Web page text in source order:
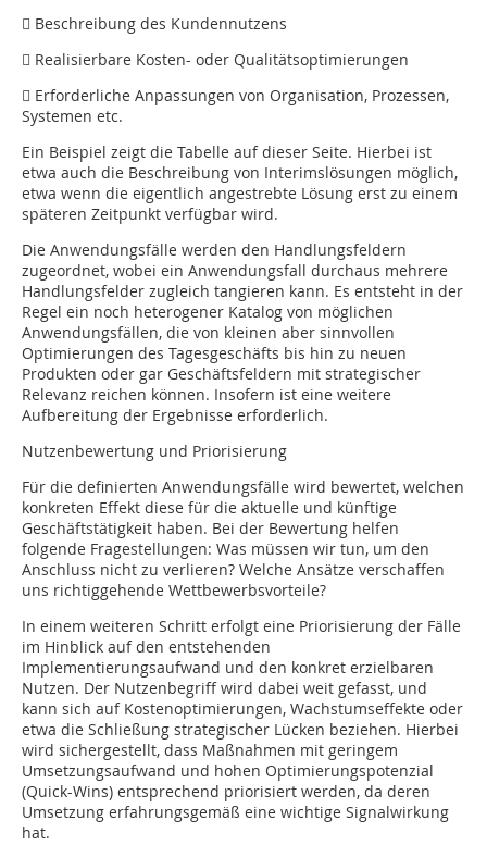
 Beschreibung des Kundennutzens
 Realisierbare Kosten- oder Qua­litätsoptimierungen
 Erforderliche Anpassungen von Organisation, Prozessen,
Systemen etc.
Ein Beispiel zeigt die Tabelle auf dieser Seite. Hierbei ist
etwa auch die Beschreibung von Interimslösungen möglich,
etwa wenn die eigentlich angestrebte Lösung erst zu einem
späteren Zeitpunkt verfügbar wird.
Die Anwendungsfälle werden den Handlungsfeldern
zugeordnet, wobei ein Anwendungsfall durchaus mehrere
Handlungsfelder zugleich tangieren kann. Es entsteht in der
Regel ein noch heterogener Katalog von möglichen
Anwendungsfällen, die von kleinen aber sinnvollen
Optimierungen des Tagesgeschäfts bis hin zu neuen
Produkten oder gar Geschäftsfeldern mit strategischer
Relevanz reichen können. Insofern ist eine weitere
Aufbereitung der Ergebnisse erforderlich.
Nutzenbewertung und Priorisierung
Für die definierten Anwendungsfälle wird bewertet, welchen
konkreten Effekt diese für die aktuelle und künftige
Geschäftstätigkeit haben. Bei der Bewertung helfen
folgende Fragestellungen: Was müssen wir tun, um den
Anschluss nicht zu verlieren? Welche Ansätze verschaffen
uns richtiggehende Wettbewerbsvorteile?
In einem weiteren Schritt erfolgt eine Priorisierung der Fälle
im Hinblick auf den entstehenden
Implementierungsaufwand und den konkret erzielbaren
Nutzen. Der Nutzenbegriff wird dabei weit gefasst, und
kann sich auf Kosten­optimierungen, Wachstumseffekte oder
etwa die Schließung strategischer Lücken beziehen. Hierbei
wird sichergestellt, dass Maßnahmen mit geringem
Umsetzungsaufwand und hohen Optimierungspotenzial
(Quick-Wins) entsprechend priorisiert werden, da deren
Umsetzung erfahrungsgemäß eine wichtige Signalwirkung
hat.